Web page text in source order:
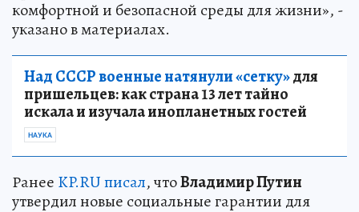
комфортной и безопасной среды для жизни», -
указано в материалах.
Над СССР военные натянули «сетку»для
пришельцев: как страна 13 лет тайно
искала и изучала инопланетных гостей
НАУКА
Ранее KP.RU писал, чтоВладимир Путин
утвердил новые социальные гарантии для